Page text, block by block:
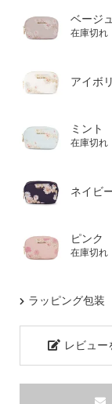
コンパクト財布
コインケース
名刺入れ・カー
ポーチ
小物その他
ブランド
ベージュ
在庫切れ
アイボ
ミント
在庫切れ
ネイビ
ピンク
在庫切れ
ラッピング包装
レビュー